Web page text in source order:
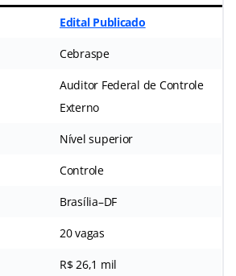
Edital Publicado
Cebraspe
Auditor Federal de Controle
Externo
Nível superior
Controle
Brasília–DF
20 vagas
R$ 26,1 mil